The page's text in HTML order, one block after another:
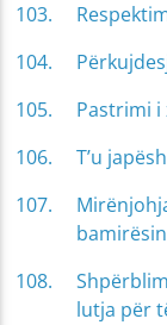
Pastrimi i
T’u
lutja për